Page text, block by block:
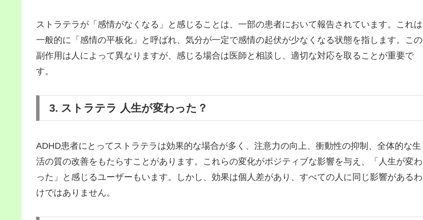
ストラテラが「感情がなくなる」と感じることは、一部の患者において報告されています。これは
一般的に「感情の平板化」と呼ばれ、気分が一定で感情の起伏が少なくなる状態を指します。この
副作用は人によって異なりますが、感じる場合は医師と相談し、適切な対応を取ることが重要で
す。
3. ストラテラ 人生が変わった？
ADHD患者にとってストラテラは効果的な場合が多く、注意力の向上、衝動性の抑制、全体的な生
活の質の改善をもたらすことがあります。これらの変化がポジティブな影響を与え、「人生が変わ
った」と感じるユーザーもいます。しかし、効果は個人差があり、すべての人に同じ影響があるわ
けではありません。